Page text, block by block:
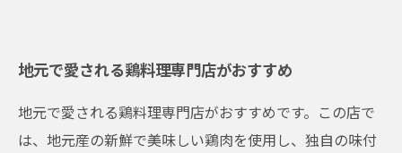
地元で愛される鶏料理専門店がおすすめ
地元で愛される鶏料理専門店がおすすめです。この店で
は、地元産の新鮮で美味しい鶏肉を使用し、独自の味付